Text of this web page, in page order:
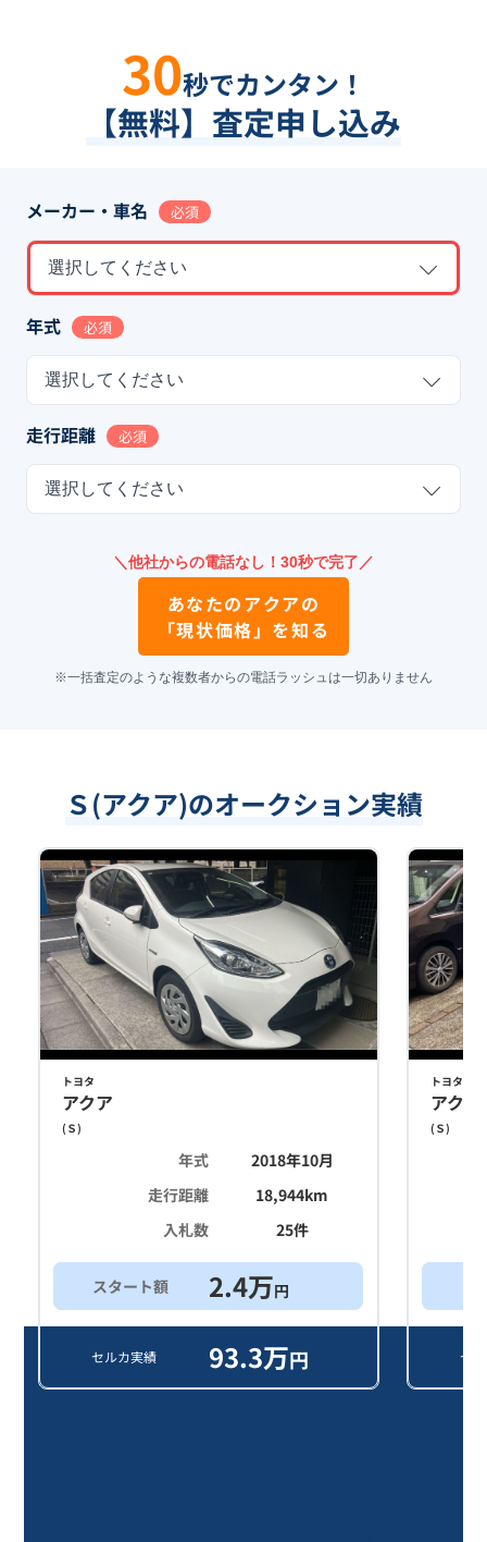
30秒でカンタン！
【無料】査定申し込み
メーカー・車名 必須
選択してください
年式 必須
選択してください
走行距離 必須
選択してください
＼他社からの電話なし！30秒で完了／
あなたのアクアの
「現状価格」を知る
※一括査定のような複数者からの電話ラッシュは一切ありません
Ｓ(アクア)のオークション実績
トヨタ
アクア
( Ｓ)
年式
2018年10月
走行距離
18,944km
入札数
25件
スタート額 2.4万円
セルカ実績 93.3万円
トヨタ
アクア
( Ｓ)
セ